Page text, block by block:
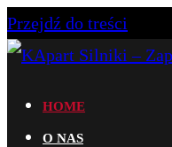
Przejdź do treści
KApart Silniki –
Dowiedz się więcej
samochodów
HOME
O NAS